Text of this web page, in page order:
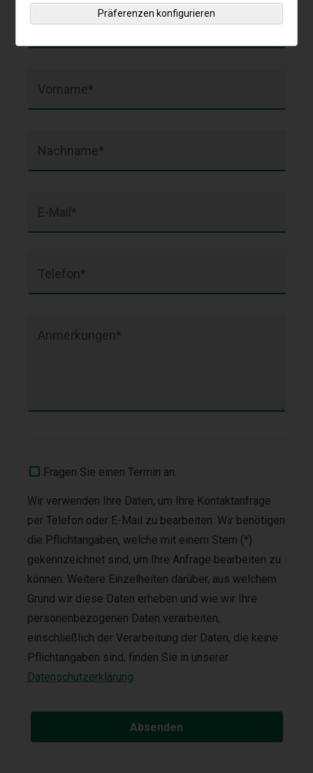
Wie können wir Ihnen weiterhelfen?*
Vorname*
Nachname*
E-Mail*
Telefon*
Anmerkungen*
Fragen Sie einen Termin an.
Wir verwenden Ihre Daten, um Ihre Kontaktanfrage
per Telefon oder E-Mail zu bearbeiten. Wir benötigen
die Pflichtangaben, welche mit einem Stern (*)
gekennzeichnet sind, um Ihre Anfrage bearbeiten zu
können. Weitere Einzelheiten darüber, aus welchem
Grund wir diese Daten erheben und wie wir Ihre
personenbezogenen Daten verarbeiten,
einschließlich der Verarbeitung der Daten, die keine
Pflichtangaben sind, finden Sie in unserer
Datenschutzerklärung.
Präferenzen konfigurieren